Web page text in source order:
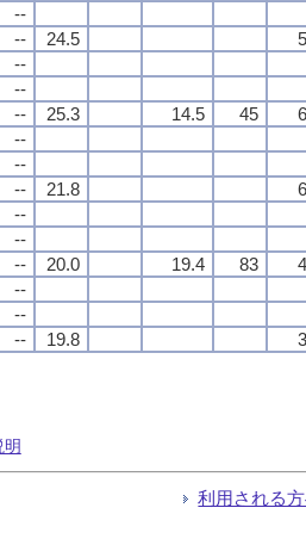
--
-- 24.5
--
--
-- 25.3 14.5 45
--
--
-- 21.8
--
--
-- 20.0 19.4 83
--
--
-- 19.8
利用される